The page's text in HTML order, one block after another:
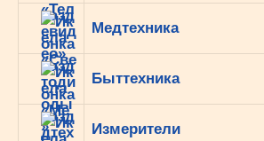
Медтехника
Быттехника
Измерители